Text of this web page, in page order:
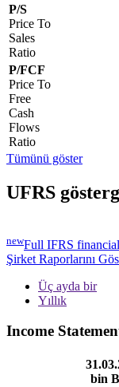
P/S
Price To
Sales
Ratio
P/FCF
Price To
Free
Cash
Flows
Ratio
Tümünü göster
UFRS
newFull IFRS
Şirket Raporlarını
Üç ayda bir
Yıllık
Income
bin